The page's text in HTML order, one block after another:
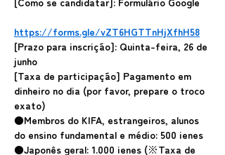
https://forms.gle/vZT6HGTTnHjXfhH58
[Prazo para inscrição]: Quinta-feira, 26 de
junho
[Taxa de participação] Pagamento em
dinheiro no dia (por favor, prepare o troco
exato)
●Membros do KIFA, estrangeiros, alunos
do ensino fundamental e médio: 500 ienes
●Japonês geral: 1.000 ienes (※Taxa de